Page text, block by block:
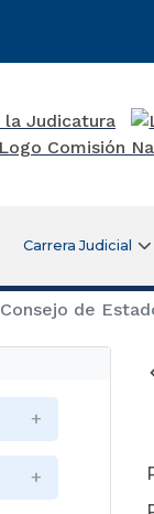
Carrera Judicial
Consejo de